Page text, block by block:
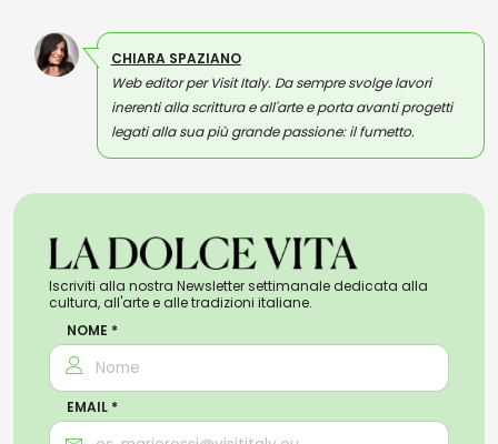
CHIARA SPAZIANO
Web editor per Visit Italy. Da sempre svolge lavori
inerenti alla scrittura e all'arte e porta avanti progetti
legati alla sua più grande passione: il fumetto.
Iscriviti alla nostra Newsletter settimanale dedicata alla
cultura, all'arte e alle tradizioni italiane.
NOME *
EMAIL *